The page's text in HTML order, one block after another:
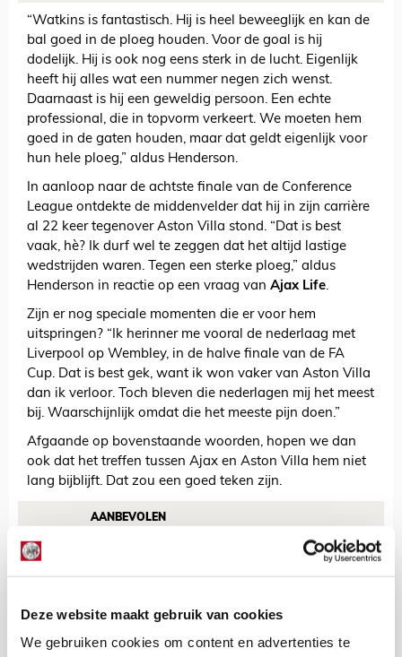
Deze website maakt gebruik van cookies
We gebruiken cookies om content en advertenties te
“Watkins is fantastisch. Hij is heel beweeglijk en kan de
bal goed in de ploeg houden. Voor de goal is hij
dodelijk. Hij is ook nog eens sterk in de lucht. Eigenlijk
heeft hij alles wat een nummer negen zich wenst.
Daarnaast is hij een geweldig persoon. Een echte
professional, die in topvorm verkeert. We moeten hem
goed in de gaten houden, maar dat geldt eigenlijk voor
hun hele ploeg,” aldus Henderson.
In aanloop naar de achtste finale van de Conference
League ontdekte de middenvelder dat hij in zijn carrière
al 22 keer tegenover Aston Villa stond. “Dat is best
vaak, hè? Ik durf wel te zeggen dat het altijd lastige
wedstrijden waren. Tegen een sterke ploeg,” aldus
Henderson in reactie op een vraag van Ajax Life.
Zijn er nog speciale momenten die er voor hem
uitspringen? “Ik herinner me vooral de nederlaag met
Liverpool op Wembley, in de halve finale van de FA
Cup. Dat is best gek, want ik won vaker van Aston Villa
dan ik verloor. Toch bleven die nederlagen mij het meest
bij. Waarschijnlijk omdat die het meeste pijn doen.”
Afgaande op bovenstaande woorden, hopen we dan
ook dat het treffen tussen Ajax en Aston Villa hem niet
lang bijblijft. Dat zou een goed teken zijn.
AANBEVOLEN
Kaplan over taalbarrière: ‘De
fysio sprak steeds Nederlands
tegen me’
Jordy Haak